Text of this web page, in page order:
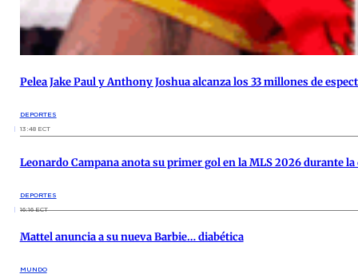
Pelea Jake Paul y Anthony Joshua alcanza los 33 millones de
DEPORTES
13:48 ECT
Leonardo Campana anota su primer gol en la MLS 2026 durante
DEPORTES
16:16 ECT
Mattel anuncia a su nueva Barbie… diabética
MUNDO